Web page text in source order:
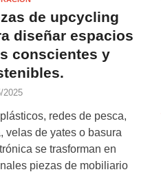
de upcycling
diseñar espacios
conscientes y
2025
redes de pesca,
velas de yates o basura
se trasforman en
piezas de mobiliario